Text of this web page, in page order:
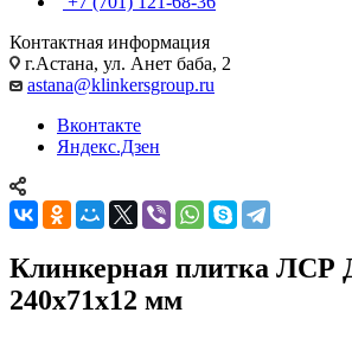
Контактная информация
г.Астана, ул. Анет баба, 2
astana@klinkersgroup.ru
Вконтакте
Яндекс.Дзен
Клинкерная плитка ЛСР
240х71х12 мм